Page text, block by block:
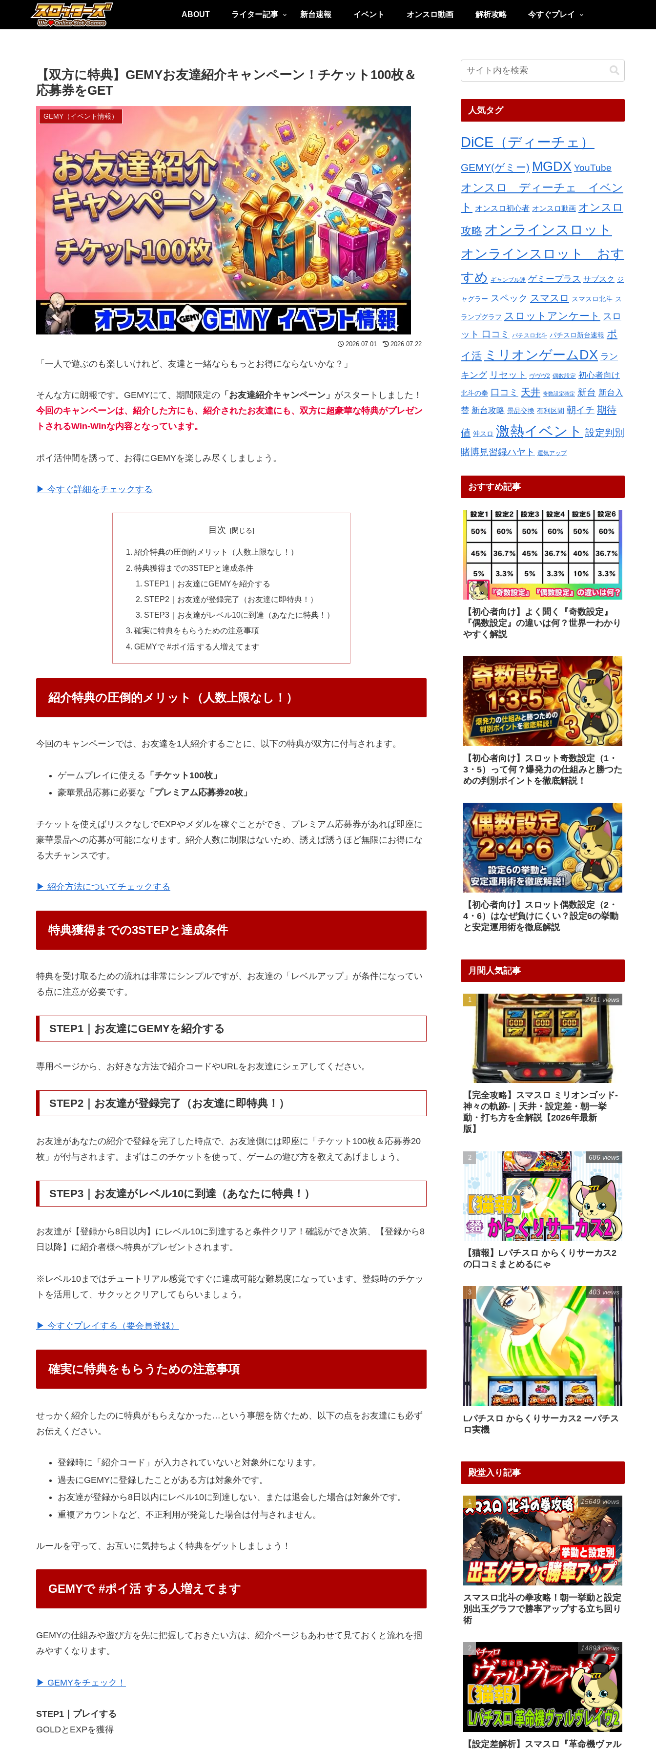
ABOUT ライター記事 新台速報 イベント オンスロ動画 解析攻略 今すぐプレイ
【双方に特典】GEMYお友達紹介キャンペーン！チケット100枚＆
応募券をGET
GEMY（イベント情報）
2026.07.01 2026.07.22
「一人で遊ぶのも楽しいけれど、友達と一緒ならもっとお得にならないかな？」
そんな方に朗報です。GEMYにて、期間限定の 「お友達紹介キャンペーン」 がスタートしました！
今回のキャンペーンは、紹介した方にも、紹介されたお友達にも、双方に超豪華な特典がプレゼン
トされるWin-Winな内容となっています。
ポイ活仲間を誘って、お得にGEMYを楽しみ尽くしましょう。
▶ 今すぐ詳細をチェックする
目次
紹介特典の圧倒的メリット（人数上限なし！）
特典獲得までの3STEPと達成条件
STEP1｜お友達にGEMYを紹介する
STEP2｜お友達が登録完了（お友達に即特典！）
STEP3｜お友達がレベル10に到達（あなたに特典！）
確実に特典をもらうための注意事項
GEMYで #ポイ活 する人増えてます
紹介特典の圧倒的メリット（人数上限なし！）
今回のキャンペーンでは、お友達を1人紹介するごとに、以下の特典が双方に付与されます。
ゲームプレイに使える 「チケット100枚」
豪華景品応募に必要な 「プレミアム応募券20枚」
チケットを使えばリスクなしでEXPやメダルを稼ぐことができ、プレミアム応募券があれば即座に
豪華景品への応募が可能になります。紹介人数に制限はないため、誘えば誘うほど無限にお得にな
る大チャンスです。
▶ 紹介方法についてチェックする
特典獲得までの3STEPと達成条件
特典を受け取るための流れは非常にシンプルですが、お友達の「レベルアップ」が条件になってい
る点に注意が必要です。
STEP1｜お友達にGEMYを紹介する
専用ページから、お好きな方法で紹介コードやURLをお友達にシェアしてください。
STEP2｜お友達が登録完了（お友達に即特典！）
お友達があなたの紹介で登録を完了した時点で、お友達側には即座に「チケット100枚＆応募券20
枚」が付与されます。まずはこのチケットを使って、ゲームの遊び方を教えてあげましょう。
STEP3｜お友達がレベル10に到達（あなたに特典！）
お友達が【登録から8日以内】にレベル10に到達すると条件クリア！確認ができ次第、【登録から8
日以降】に紹介者様へ特典がプレゼントされます。
※レベル10まではチュートリアル感覚ですぐに達成可能な難易度になっています。登録時のチケッ
トを活用して、サクッとクリアしてもらいましょう。
▶ 今すぐプレイする（要会員登録）
確実に特典をもらうための注意事項
せっかく紹介したのに特典がもらえなかった…という事態を防ぐため、以下の点をお友達にも必ず
お伝えください。
登録時に「紹介コード」が入力されていないと対象外になります。
過去にGEMYに登録したことがある方は対象外です。
お友達が登録から8日以内にレベル10に到達しない、または退会した場合は対象外です。
重複アカウントなど、不正利用が発覚した場合は付与されません。
ルールを守って、お互いに気持ちよく特典をゲットしましょう！
GEMYで #ポイ活 する人増えてます
GEMYの仕組みや遊び方を先に把握しておきたい方は、紹介ページもあわせて見ておくと流れを掴
みやすくなります。
▶ GEMYをチェック！
STEP1｜プレイする
GOLDとEXPを獲得
人気タグ
DiCE（ディーチェ）
GEMY(ゲミー) MGDX YouTube
オンスロ ディーチェ イベン
ト
オンスロ初心者 オンスロ動画 オンスロ
攻略 オンラインスロット
オンラインスロット おす
すめ
ギャンブル運 ゲミープラス サブスク ジ
ャグラー スペック スマスロ スマスロ北斗 ス
ランプグラフ スロットアンケート
スロ
ット 口コミ
パチスロ北斗 パチスロ新台速報 ポ
イ活 ミリオンゲームDX ラン
キング リセット ヴヴヴ2 偶数設定 初心者向け
北斗の拳 口コミ 天井 奇数設定確定 新台 新台入
替 新台攻略 景品交換 有利区間 朝イチ 期待
値 沖スロ 激熱イベント 設定判別
賭博見習録ハヤト 運気アップ
おすすめ記事
【初心者向け】よく聞く『奇数設定』
『偶数設定』の違いは何？世界一わかり
やすく解説
【初心者向け】スロット奇数設定（1・
3・5）って何？爆発力の仕組みと勝つた
めの判別ポイントを徹底解説！
【初心者向け】スロット偶数設定（2・
4・6）はなぜ負けにくい？設定6の挙動
と安定運用術を徹底解説
月間人気記事
【完全攻略】スマスロ ミリオンゴッド-
神々の軌跡-｜天井・設定差・朝一挙
動・打ち方を全解説【2026年最新
版】
2411 views
【猫報】Lパチスロ からくりサーカス2
の口コミまとめるにゃ
686 views
Lパチスロ からくりサーカス2 ーパチス
ロ実機
403 views
殿堂入り記事
スマスロ北斗の拳攻略！朝一挙動と設定
別出玉グラフで勝率アップする立ち回り
術
15649 views
【設定差解析】スマスロ『革命機ヴァル
14893 views